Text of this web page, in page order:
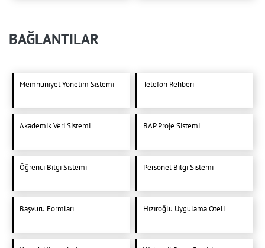
BAĞLANTILAR
Memnuniyet Yönetim Sistemi Telefon Rehberi
Akademik Veri Sistemi BAP Proje Sistemi
Öğrenci Bilgi Sistemi Personel Bilgi Sistemi
Başvuru Formları Hızıroğlu Uygulama Oteli